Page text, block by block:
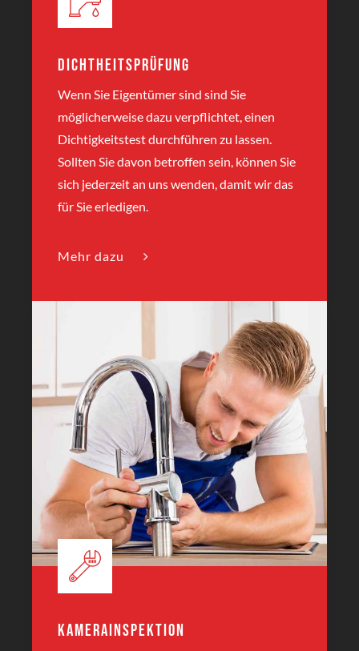
Dichtheitsprüfung
Wenn Sie Eigentümer sind sind Sie
möglicherweise dazu verpflichtet, einen
Dichtigkeitstest durchführen zu lassen.
Sollten Sie davon betroffen sein, können Sie
sich jederzeit an uns wenden, damit wir das
für Sie erledigen.
Mehr dazu
Kamerainspektion